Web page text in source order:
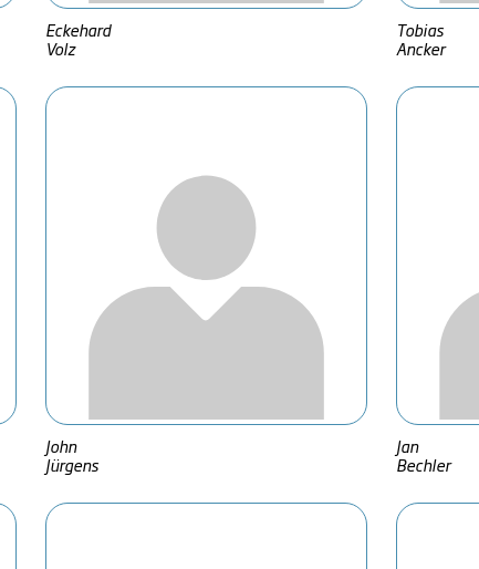
Eckehard
Volz
Tobias
Ancker
John
Jürgens
Jan
Bechler